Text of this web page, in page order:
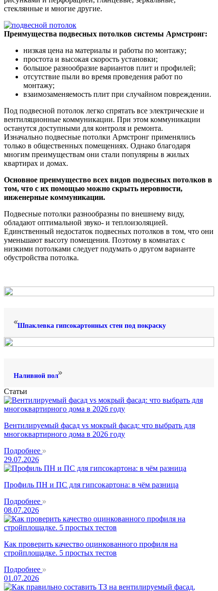
стеклянные и многие другие.
Преимущества подвесных потолков системы Армстронг:
низкая цена на материалы и работы по монтажу;
простота и высокая скорость установки;
большое разнообразие вариантов плит и профилей;
отсутствие пыли во время проведения работ по
монтажу;
взаимозаменяемость плит при случайном повреждении.
Под подвесной потолок легко спрятать все электрические и
вентиляционные коммуникации. При этом коммуникации
останутся доступными для контроля и ремонта.
Изначально подвесные потолки Армстронг применялись
только в общественных помещениях. Однако благодаря
многим преимуществам они стали популярны в жилых
квартирах и домах.
Основное преимущество всех видов подвесных потолков в
том, что с их помощью можно скрыть неровности,
инженерные коммуникации.
Подвесные потолки разнообразны по внешнему виду,
обладают оптимальной звуко- и теплоизоляцией.
Единственный недостаток подвесных потолков в том, что они
уменьшают высоту помещения. Поэтому в комнатах с
низкими потолками следует подумать о другом варианте
обустройства потолка.
Шпаклевка гипсокартонных стен под покраску
Наливной пол
Статьи
Вентилируемый фасад vs мокрый фасад: что выбрать для
многоквартирного дома в 2026 году
Подробнее
29.07.2026
Профиль ПН и ПС для гипсокартона: в чём разница
Подробнее
08.07.2026
Как проверить качество оцинкованного профиля на
стройплощадке. 5 простых тестов
Подробнее
01.07.2026